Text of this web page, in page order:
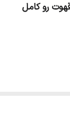
رو کامل